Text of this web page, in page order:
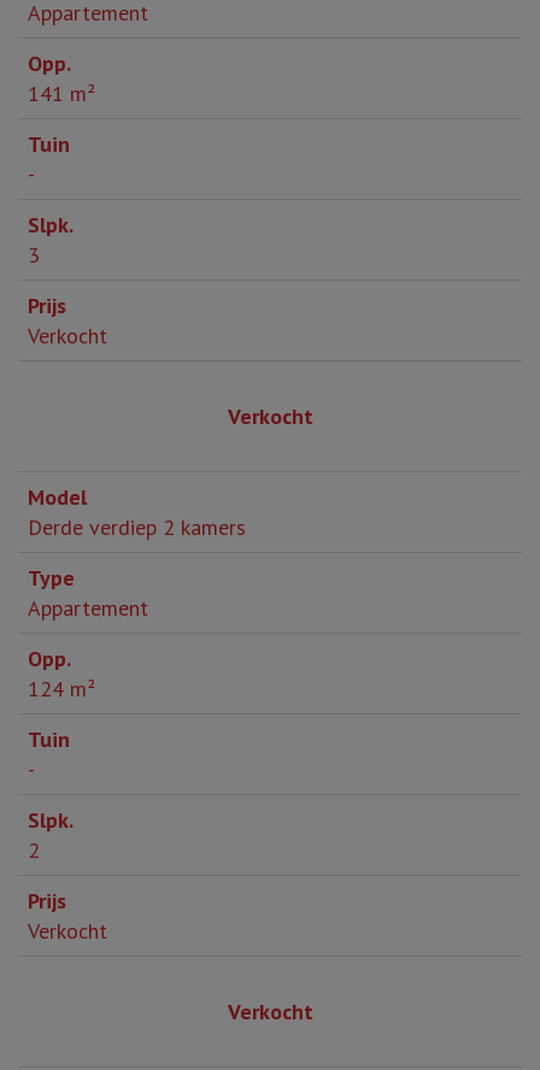
Appartement
141 m²
-
3
Verkocht
Verkocht
Derde verdiep 2 kamers
Appartement
124 m²
-
2
Verkocht
Verkocht